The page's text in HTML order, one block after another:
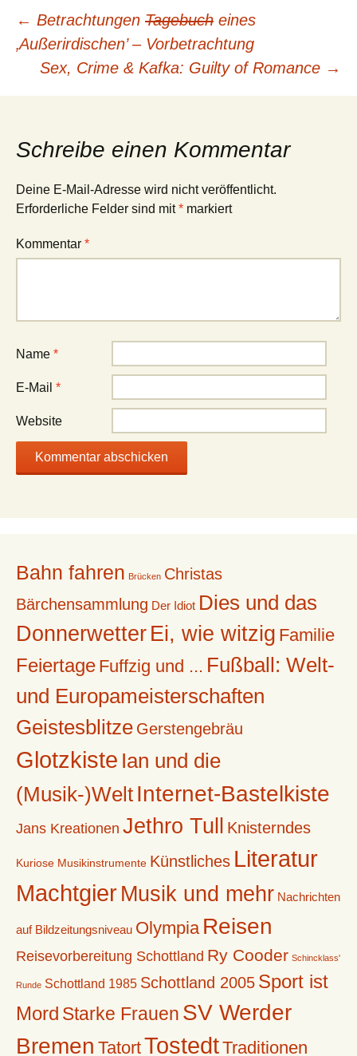
Beitragsnavigation
← Betrachtungen Tagebuch eines
‚Außerirdischen’ – Vorbetrachtung
Sex, Crime & Kafka: Guilty of Romance →
Schreibe einen Kommentar
Deine E-Mail-Adresse wird nicht veröffentlicht.
Erforderliche Felder sind mit* markiert
Kommentar *
Name *
E-Mail *
Website
Bahn fahren Brücken Christas
Bärchensammlung Der Idiot Dies und das
Donnerwetter Ei, wie witzig Familie
Feiertage Fuffzig und ... Fußball: Welt-
und Europameisterschaften
Geistesblitze Gerstengebräu
Glotzkiste Ian und die
(Musik-)Welt Internet-Bastelkiste
Jans Kreationen Jethro Tull Knisterndes
Kuriose Musikinstrumente Künstliches Literatur
MachtgierMusik und mehr Nachrichten
auf Bildzeitungsniveau Olympia Reisen
Reisevorbereitung Schottland Ry Cooder Schincklass'
Runde Schottland 1985 Schottland 2005 Sport ist
Mord Starke Frauen SV Werder
Bremen TatortTostedtTraditionen